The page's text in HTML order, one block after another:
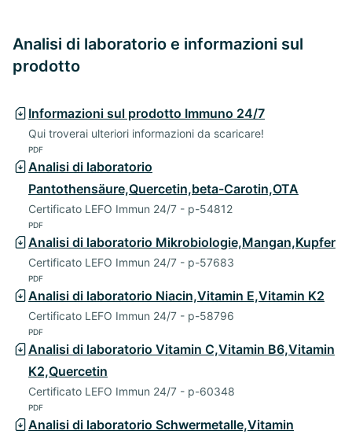
Analisi di laboratorio e informazioni sul
prodotto
Informazioni sul prodotto Immuno 24/7
Qui troverai ulteriori informazioni da scaricare!
PDF
Analisi di laboratorio
Pantothensäure,Quercetin,beta-Carotin,OTA
Certificato LEFO Immun 24/7 - p-54812
PDF
Analisi di laboratorio Mikrobiologie,Mangan,Kupfer
Certificato LEFO Immun 24/7 - p-57683
PDF
Analisi di laboratorio Niacin,Vitamin E,Vitamin K2
Certificato LEFO Immun 24/7 - p-58796
PDF
Analisi di laboratorio Vitamin C,Vitamin B6,Vitamin
K2,Quercetin
Certificato LEFO Immun 24/7 - p-60348
PDF
Analisi di laboratorio Schwermetalle,Vitamin